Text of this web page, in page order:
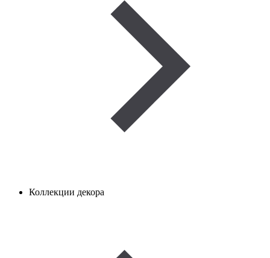
Коллекции декора